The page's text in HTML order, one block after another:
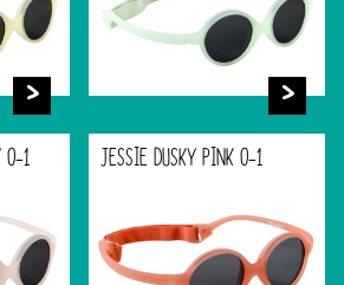
0-1 JESSIE DUSKY PINK 0-1